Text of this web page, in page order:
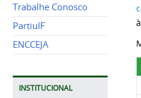
Trabalhe Conosco
PartiuIF
ENCCEJA
INSTITUCIONAL